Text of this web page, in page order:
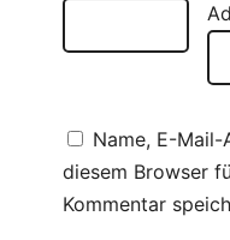
Name, E-Mail-
diesem Browser
Kommentar